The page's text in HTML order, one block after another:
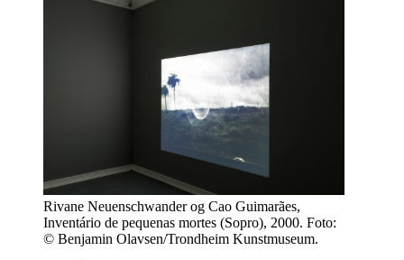
Rivane Neuenschwander og Cao Guimarães,
Inventário de pequenas mortes (Sopro), 2000. Foto:
© Benjamin Olavsen/Trondheim Kunstmuseum.